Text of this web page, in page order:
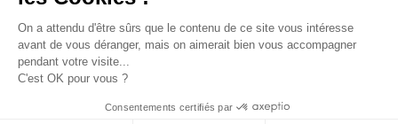
plus de liberté, plus de vie
Qui est handiconduite.fr ?